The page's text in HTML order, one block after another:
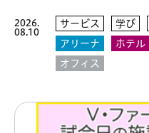
2026.
08.10
サービス 学び
アリーナ
ホテル
オフィス